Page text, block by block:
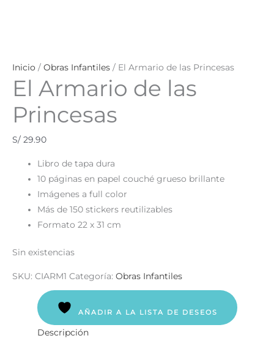
Inicio / Obras Infantiles / El Armario de las Princesas
El Armario de las
Princesas
S/ 29.90
Libro de tapa dura
10 páginas en papel couché grueso brillante
Imágenes a full color
Más de 150 stickers reutilizables
Formato 22 x 31 cm
Sin existencias
SKU: CIARM1 Categoría: Obras Infantiles
AÑADIR A LA LISTA DE DESEOS
Descripción